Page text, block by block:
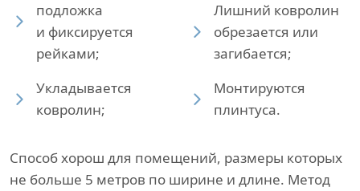
подложка
и фиксируется
рейками;
Укладывается
ковролин;
Лишний ковролин
обрезается или
загибается;
Монтируются
плинтуса.
Способ хорош для помещений, размеры которых
не больше 5 метров по ширине и длине. Метод